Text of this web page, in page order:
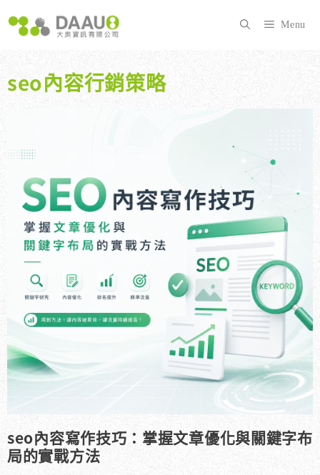
至
內
容
Menu
seo內容行銷策略
seo內容寫作技巧：掌握文章優化與關鍵字布
局的實戰方法